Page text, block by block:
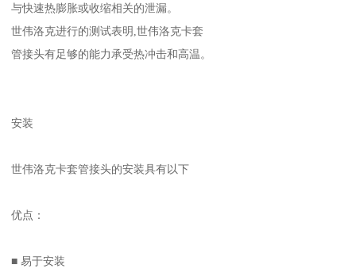
与快速热膨胀或收缩相关的泄漏。
世伟洛克进行的测试表明,世伟洛克卡套
管接头有足够的能力承受热冲击和高温。
安装
世伟洛克卡套管接头的安装具有以下
优点：
■ 易于安装